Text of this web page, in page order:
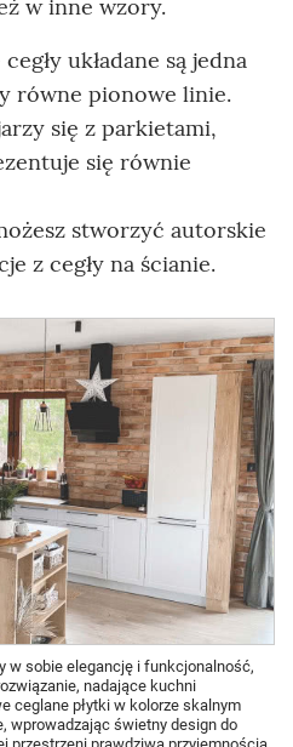
w inne wzory.
układane są jedna
równe pionowe linie.
się z parkietami,
się równie
stworzyć autorskie
z cegły na ścianie.
w sobie elegancję i funkcjonalność,
nadające kuchni
ceglane płytki w kolorze skalnym
wprowadzając świetny design do